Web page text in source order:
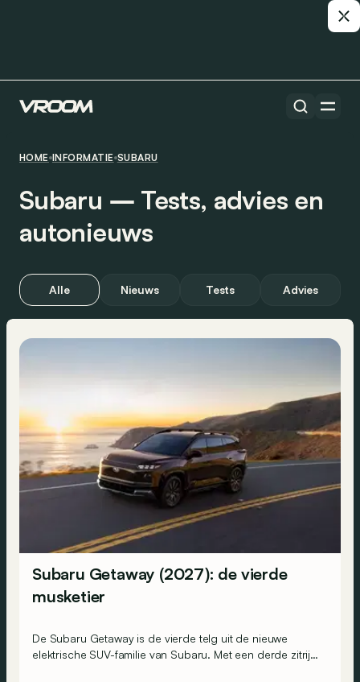
HOME INFORMATIE SUBARU
Subaru ― Tests, advies en
autonieuws
Alle Nieuws Tests Advies
Subaru Getaway (2027): de vierde
musketier
De Subaru Getaway is de vierde telg uit de nieuwe
elektrische SUV-familie van Subaru. Met een derde zitrij